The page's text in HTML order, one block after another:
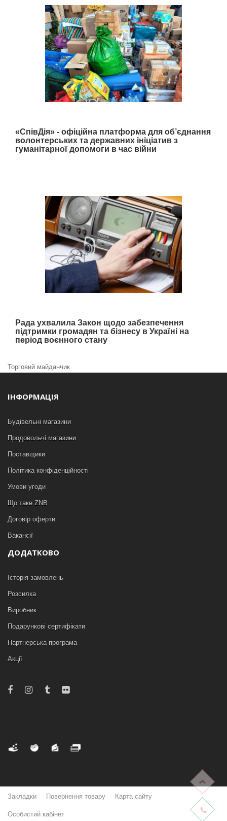
«СпівДія» - офіційна платформа для об’єднання
волонтерських та державних ініціатив з
гуманітарної допомоги в час війни
Рада ухвалила Закон щодо забезпечення
підтримки громадян та бізнесу в Україні на
період воєнного стану
Торговий майданчик
ІНФОРМАЦІЯ
Будівельні магазини
Продовольчі магазини
Поставщики
Політика конфіденційності
Умови угоди
Що таке ZNB
Договір оферти
Вакансії
ДОДАТКОВО
Історія замовлень
Розсилка
Виробник
Подарункові сертифікати
Партнерська програма
Акції
Закладки Повернення товару Карта сайту
Особистий кабінет